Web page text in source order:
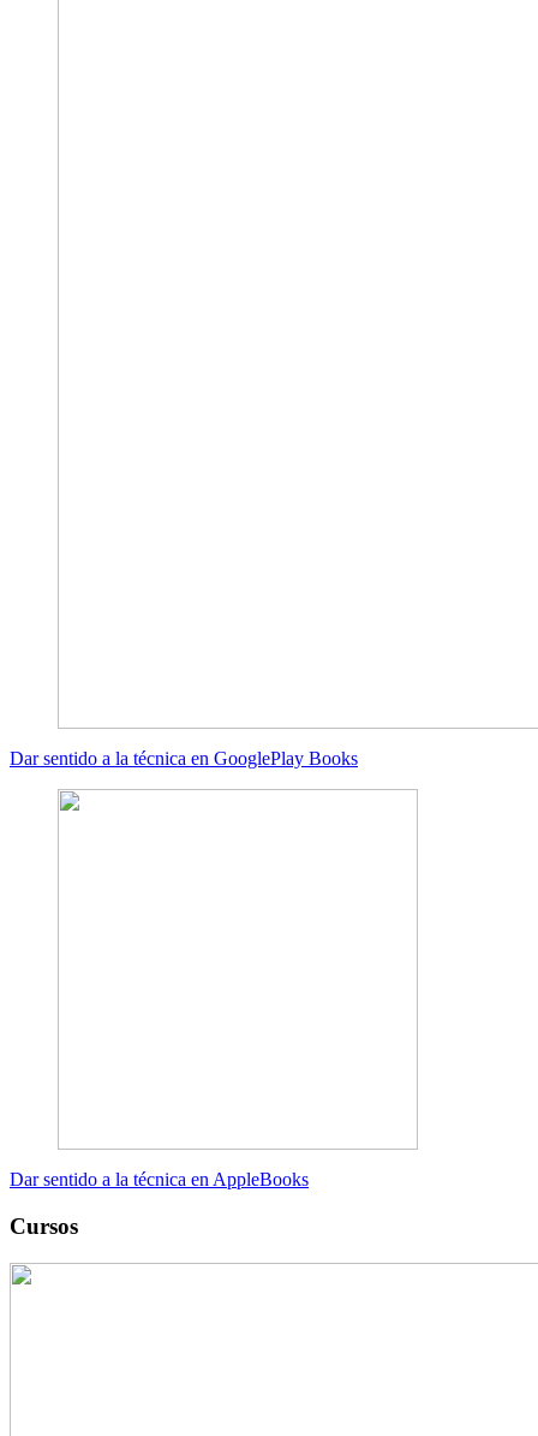
Dar sentido a la técnica en GooglePlay Books
Dar sentido a la técnica en AppleBooks
Cursos